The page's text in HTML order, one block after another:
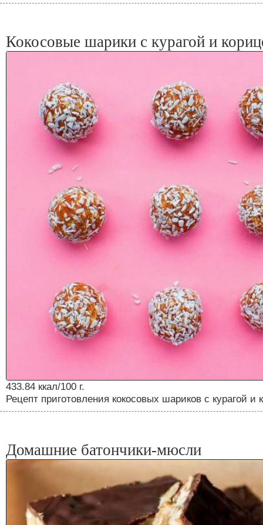
Кокосовые шарики с курагой и
433.84 ккал/100 г.
Рецепт приготовления кокосовых шариков с курагой и
Домашние батончики-мюсли